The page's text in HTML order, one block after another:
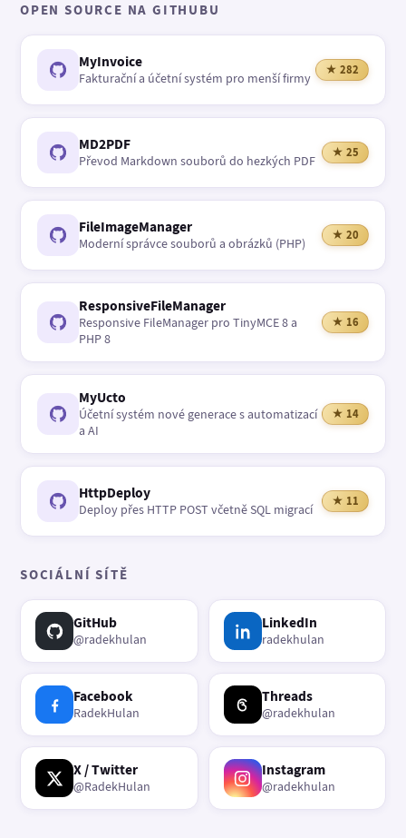
OPEN SOURCE NA GITHUBU
MyInvoice
Fakturační a účetní systém pro menší firmy
★ 282
MD2PDF
Převod Markdown souborů do hezkých PDF
★ 25
FileImageManager
Moderní správce souborů a obrázků (PHP)
★ 20
ResponsiveFileManager
Responsive FileManager pro TinyMCE 8 a
PHP 8
★ 16
MyUcto
Účetní systém nové generace s automatizací
a AI
★ 14
HttpDeploy
Deploy přes HTTP POST včetně SQL migrací
★ 11
SOCIÁLNÍ SÍTĚ
GitHub
@radekhulan
LinkedIn
radekhulan
Facebook
RadekHulan
Threads
@radekhulan
X / Twitter
@RadekHulan
Instagram
@radekhulan